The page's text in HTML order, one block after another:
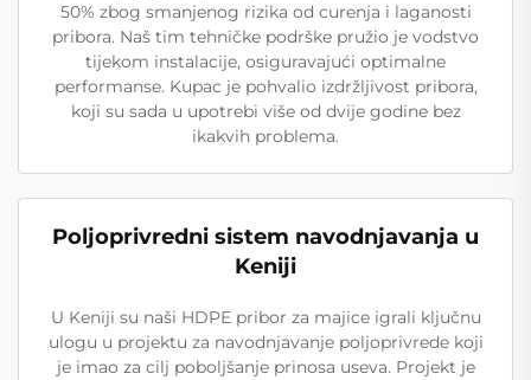
50% zbog smanjenog rizika od curenja i laganosti
pribora. Naš tim tehničke podrške pružio je vodstvo
tijekom instalacije, osiguravajući optimalne
performanse. Kupac je pohvalio izdržljivost pribora,
koji su sada u upotrebi više od dvije godine bez
ikakvih problema.
Poljoprivredni sistem navodnjavanja u
Keniji
U Keniji su naši HDPE pribor za majice igrali ključnu
ulogu u projektu za navodnjavanje poljoprivrede koji
je imao za cilj poboljšanje prinosa useva. Projekt je